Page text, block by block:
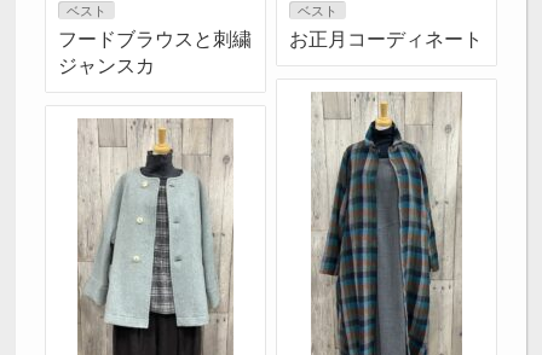
ベスト
フードブラウスと刺繍
ジャンスカ
ベスト
お正月コーディネート